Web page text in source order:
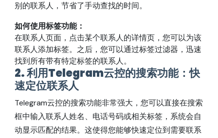
别的联系人，节省了手动查找的时间。
如何使用标签功能：
在联系人页面，点击某个联系人的详情页，您可以为该
联系人添加标签。之后，您可以通过标签过滤器，迅速
找到所有带有特定标签的联系人。
2. 利用Telegram云控的搜索功能：快
速定位联系人
Telegram云控的搜索功能非常强大，您可以直接在搜索
框中输入联系人姓名、电话号码或相关标签，系统会自
动显示匹配的结果。这使得您能够快速定位到需要联系